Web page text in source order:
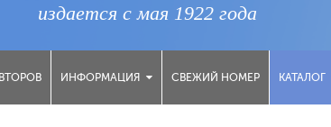
издается с мая 1922 года
ИНФОРМАЦИЯ СВЕЖИЙ НОМЕР КАТАЛОГ